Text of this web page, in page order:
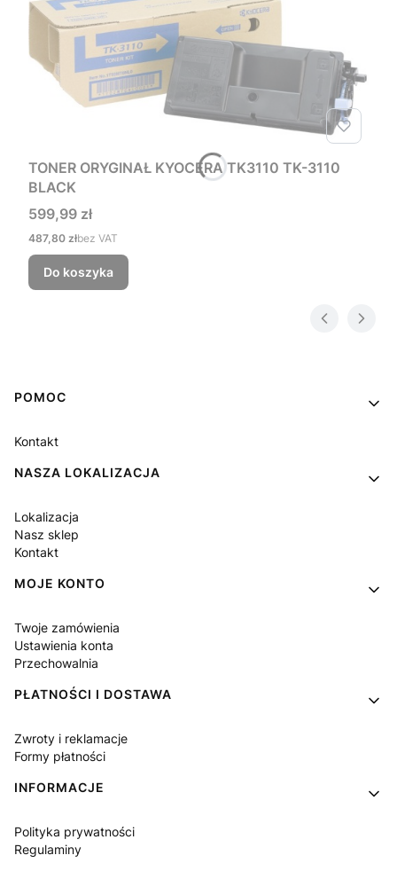
TONER ORYGINAŁ KYOCERA TK3110 TK-3110
BLACK
Cena
599,99 zł
Cena
487,80 złbez VAT
Do koszyka
Linki w stopce
POMOC
Kontakt
NASZA LOKALIZACJA
Lokalizacja
Nasz sklep
Kontakt
MOJE KONTO
Twoje zamówienia
Ustawienia konta
Przechowalnia
PŁATNOŚCI I DOSTAWA
Zwroty i reklamacje
Formy płatności
INFORMACJE
Polityka prywatności
Regulaminy